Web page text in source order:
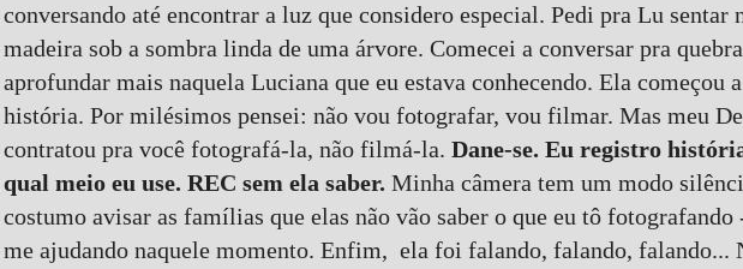
conversando até encontrar a luz que considero especial. Pedi pra Lu sentar
madeira sob a sombra linda de uma árvore. Comecei a conversar pra
aprofundar mais naquela Luciana que eu estava conhecendo. Ela começou
história. Por milésimos pensei: não vou fotografar, vou filmar. Mas meu
contratou pra você fotografá-la, não filmá-la. Dane-se. Eu registro
qual meio eu use. REC sem ela saber. Minha câmera tem um modo
costumo avisar as famílias que elas não vão saber o que eu tô fotografando
me ajudando naquele momento. Enfim, ela foi falando, falando, falando...